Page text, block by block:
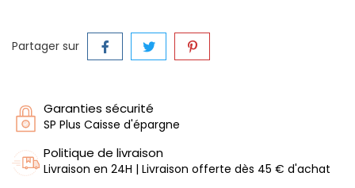
Partager sur
Garanties sécurité
SP Plus Caisse d'épargne
Politique de livraison
Livraison en 24H | Livraison offerte dès 45 € d'achat